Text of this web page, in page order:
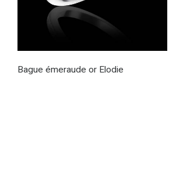
Bague émeraude or Elodie